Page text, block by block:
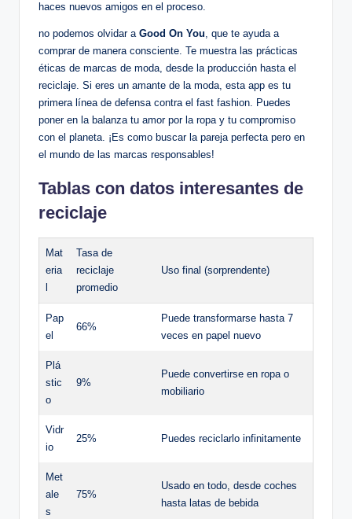
haces nuevos amigos en el proceso.
no podemos olvidar a Good On You, que te ayuda a
comprar de manera consciente. Te muestra las prácticas
éticas de marcas de moda, desde la producción hasta el
reciclaje. Si eres un amante de la moda, esta app es tu
primera línea de defensa contra el fast fashion. Puedes
poner en la balanza tu amor por la ropa y tu compromiso
con el planeta. ¡Es como buscar la pareja perfecta pero en
el mundo de las marcas responsables!
Tablas con datos interesantes de
reciclaje
Mat
eria
Tasa de
reciclaje
promedio
Uso final (sorprendente)
Pap
el
66%
Puede transformarse hasta 7
veces en papel nuevo
Plá
stic
o
9%
Puede convertirse en ropa o
mobiliario
Vidr
io
25% Puedes reciclarlo infinitamente
Met
ale
s
75%
Usado en todo, desde coches
hasta latas de bebida